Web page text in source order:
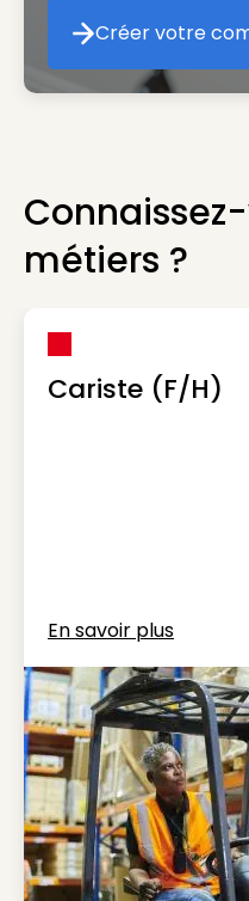
Créer votre
métiers ?
Cariste (F/H)
En savoir plus